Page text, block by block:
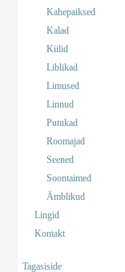
Kahepaiksed
Kalad
Kiilid
Liblikad
Limused
Linnud
Putukad
Roomajad
Seened
Soontaimed
Ämblikud
Lingid
Kontakt
Tagasiside